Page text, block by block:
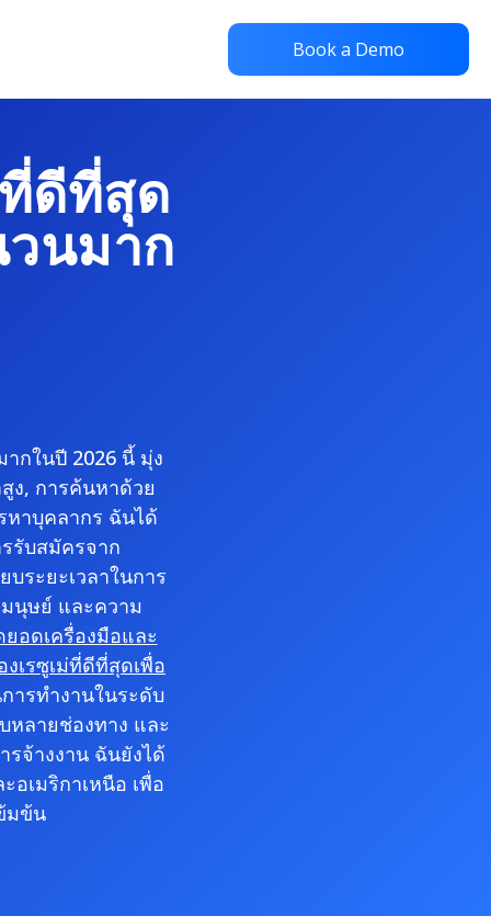
Book a Demo
ดีที่สุด
วนมาก
กในปี 2026 นี้ มุ่ง
ง, การค้นหาด้วย
หาบุคลากร ฉันได้
รับสมัครจาก
ระยะเวลาในการ
นุษย์ และความ
อดเครื่องมือและ
เรซูเม่ที่ดีที่สุดเพื่อ
ารทำงานในระดับ
หลายช่องทาง และ
รจ้างงาน ฉันยังได้
เมริกาเหนือ เพื่อ
มข้น